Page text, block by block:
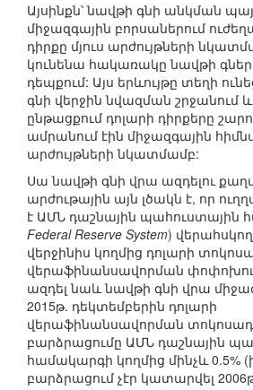
Այսինքն՝ նավթի գնի անկման
միջազգային բորսաներում
դիրքը մյուս արժույթների
կունենա հակառակը նավթի
դեպքում: Այս երևույթը տեղի
գնի վերջին նվազման շրջանում
ընթացքում դոլարի դիրքերը
ամրանում էին միջազգային
արժույթների նկատմամբ:
Սա նավթի գնի վրա ազդելու
արժութային այն լծակն է, որ
է ԱՄՆ դաշնային պահուստային
Federal Reserve System)
վերջինիս կողմից դոլարի
վերաֆինանսավորման
ազդել նաև նավթի գնի վրա
2015թ. դեկտեմբերին դոլարի
վերաֆինանսավորման
բարձրացումը ԱՄՆ դաշնային
համակարգի կողմից մինչև 0.5%
բարձրացում չէր կատարվել